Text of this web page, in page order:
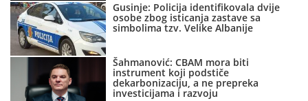
Gusinje: Policija identifikovala dvije
osobe zbog isticanja zastave sa
simbolima tzv. Velike Albanije
Šahmanović: CBAM mora biti
instrument koji podstiče
dekarbonizaciju, a ne prepreka
investicijama i razvoju